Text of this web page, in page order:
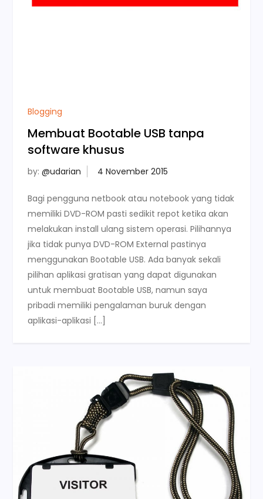
Blogging
Membuat Bootable USB tanpa
software khusus
by:@udarian
Bagi pengguna netbook atau notebook yang tidak
memiliki DVD-ROM pasti sedikit repot ketika akan
melakukan install ulang sistem operasi. Pilihannya
jika tidak punya DVD-ROM External pastinya
menggunakan Bootable USB. Ada banyak sekali
pilihan aplikasi gratisan yang dapat digunakan
untuk membuat Bootable USB, namun saya
pribadi memiliki pengalaman buruk dengan
aplikasi-aplikasi […]